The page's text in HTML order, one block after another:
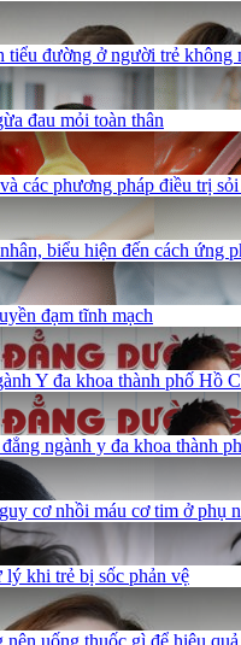
tiểu đường ở người trẻ không
đau mỏi toàn thân
các phương pháp điều trị
biểu hiện đến cách ứng
đạm tĩnh mạch
Y đa khoa thành phố Hồ
ngành y đa khoa thành
cơ nhồi máu cơ tim ở phụ
khi trẻ bị sốc phản vệ